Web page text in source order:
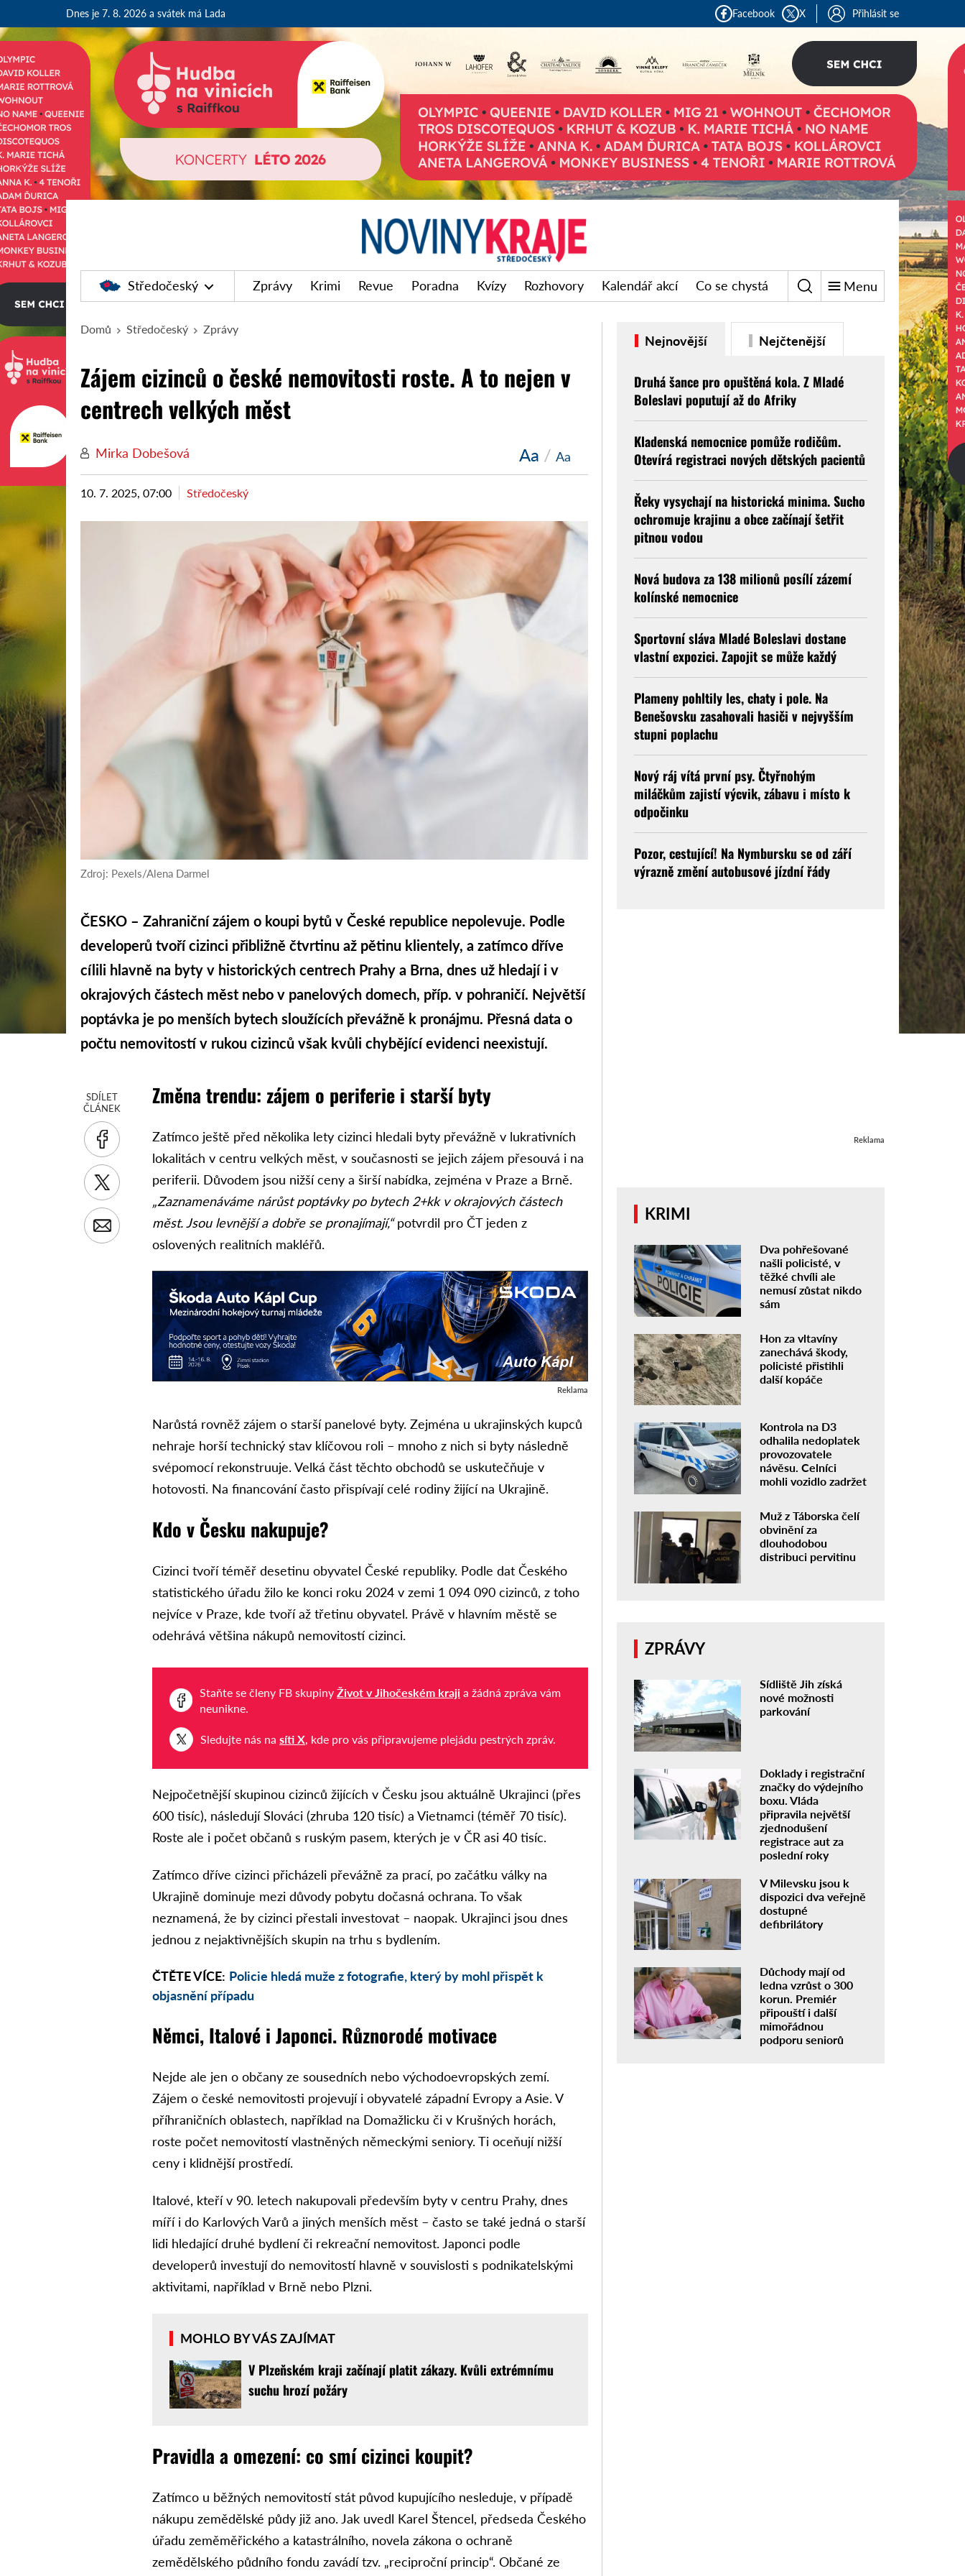
Dnes je 7. 8. 2026 a svátek má Lada Facebook X Přihlásit se
Středočeský Zprávy Krimi Revue Poradna Kvízy Rozhovory Kalendář akcí Co se chystá Menu
Domů Středočeský Zprávy
Zájem cizinců o české nemovitosti roste. A to nejen v
centrech velkých měst
Mirka Dobešová Aa / Aa
10. 7. 2025, 07:00 Středočeský
Zdroj: Pexels/Alena Darmel
ČESKO – Zahraniční zájem o koupi bytů v České republice nepolevuje. Podle
developerů tvoří cizinci přibližně čtvrtinu až pětinu klientely, a zatímco dříve
cílili hlavně na byty v historických centrech Prahy a Brna, dnes už hledají i v
okrajových částech měst nebo v panelových domech, příp. v pohraničí. Největší
poptávka je po menších bytech sloužících převážně k pronájmu. Přesná data o
počtu nemovitostí v rukou cizinců však kvůli chybějící evidenci neexistují.
SDÍLET
ČLÁNEK
Změna trendu: zájem o periferie i starší byty
Zatímco ještě před několika lety cizinci hledali byty převážně v lukrativních
lokalitách v centru velkých měst, v současnosti se jejich zájem přesouvá i na
periferii. Důvodem jsou nižší ceny a širší nabídka, zejména v Praze a Brně.
„Zaznamenáváme nárůst poptávky po bytech 2+kk v okrajových částech
měst. Jsou levnější a dobře se pronajímají,“potvrdil pro ČT jeden z
oslovených realitních makléřů.
Reklama
Narůstá rovněž zájem o starší panelové byty. Zejména u ukrajinských kupců
nehraje horší technický stav klíčovou roli – mnoho z nich si byty následně
svépomocí rekonstruuje. Velká část těchto obchodů se uskutečňuje v
hotovosti. Na financování často přispívají celé rodiny žijící na Ukrajině.
Kdo v Česku nakupuje?
Cizinci tvoří téměř desetinu obyvatel České republiky. Podle dat Českého
statistického úřadu žilo ke konci roku 2024 v zemi 1 094 090 cizinců, z toho
nejvíce v Praze, kde tvoří až třetinu obyvatel. Právě v hlavním městě se
odehrává většina nákupů nemovitostí cizinci.
Staňte se členy FB skupinyŽivot v Jihočeském kraji a žádná zpráva vám
neunikne.
Sledujte nás nasíti X, kde pro vás připravujeme plejádu pestrých zpráv.
Nejpočetnější skupinou cizinců žijících v Česku jsou aktuálně Ukrajinci (přes
600 tisíc), následují Slováci (zhruba 120 tisíc) a Vietnamci (téměř 70 tisíc).
Roste ale i počet občanů s ruským pasem, kterých je v ČR asi 40 tisíc.
Zatímco dříve cizinci přicházeli převážně za prací, po začátku války na
Ukrajině dominuje mezi důvody pobytu dočasná ochrana. To však
neznamená, že by cizinci přestali investovat – naopak. Ukrajinci jsou dnes
jednou z nejaktivnějších skupin na trhu s bydlením.
ČTĚTE VÍCE: Policie hledá muže z fotografie, který by mohl přispět k
objasnění případu
Němci, Italové i Japonci. Různorodé motivace
Nejde ale jen o občany ze sousedních nebo východoevropských zemí.
Zájem o české nemovitosti projevují i obyvatelé západní Evropy a Asie. V
příhraničních oblastech, například na Domažlicku či v Krušných horách,
roste počet nemovitostí vlastněných německými seniory. Ti oceňují nižší
ceny i klidnější prostředí.
Italové, kteří v 90. letech nakupovali především byty v centru Prahy, dnes
míří i do Karlových Varů a jiných menších měst – často se také jedná o starší
lidi hledající druhé bydlení či rekreační nemovitost. Japonci podle
developerů investují do nemovitostí hlavně v souvislosti s podnikatelskými
aktivitami, například v Brně nebo Plzni.
MOHLO BY VÁS ZAJÍMAT
V Plzeňském kraji začínají platit zákazy. Kvůli extrémnímu
suchu hrozí požáry
Pravidla a omezení: co smí cizinci koupit?
Zatímco u běžných nemovitostí stát původ kupujícího nesleduje, v případě
nákupu zemědělské půdy již ano. Jak uvedl Karel Štencel, předseda Českého
úřadu zeměměřického a katastrálního, novela zákona o ochraně
zemědělského půdního fondu zavádí tzv. „reciproční princip“. Občané ze
Nejnovější Nejčtenější
Druhá šance pro opuštěná kola. Z Mladé
Boleslavi poputují až do Afriky
Kladenská nemocnice pomůže rodičům.
Otevírá registraci nových dětských pacientů
Řeky vysychají na historická minima. Sucho
ochromuje krajinu a obce začínají šetřit
pitnou vodou
Nová budova za 138 milionů posílí zázemí
kolínské nemocnice
Sportovní sláva Mladé Boleslavi dostane
vlastní expozici. Zapojit se může každý
Plameny pohltily les, chaty i pole. Na
Benešovsku zasahovali hasiči v nejvyšším
stupni poplachu
Nový ráj vítá první psy. Čtyřnohým
miláčkům zajistí výcvik, zábavu i místo k
odpočinku
Pozor, cestující! Na Nymbursku se od září
výrazně změní autobusové jízdní řády
Reklama
KRIMI
Dva pohřešované
našli policisté, v
těžké chvíli ale
nemusí zůstat nikdo
sám
Hon za vltavíny
zanechává škody,
policisté přistihli
další kopáče
Kontrola na D3
odhalila nedoplatek
provozovatele
návěsu. Celníci
mohli vozidlo zadržet
Muž z Táborska čelí
obvinění za
dlouhodobou
distribuci pervitinu
ZPRÁVY
Sídliště Jih získá
nové možnosti
parkování
Doklady i registrační
značky do výdejního
boxu. Vláda
připravila největší
zjednodušení
registrace aut za
poslední roky
V Milevsku jsou k
dispozici dva veřejně
dostupné
defibrilátory
Důchody mají od
ledna vzrůst o 300
korun. Premiér
připouští i další
mimořádnou
podporu seniorů